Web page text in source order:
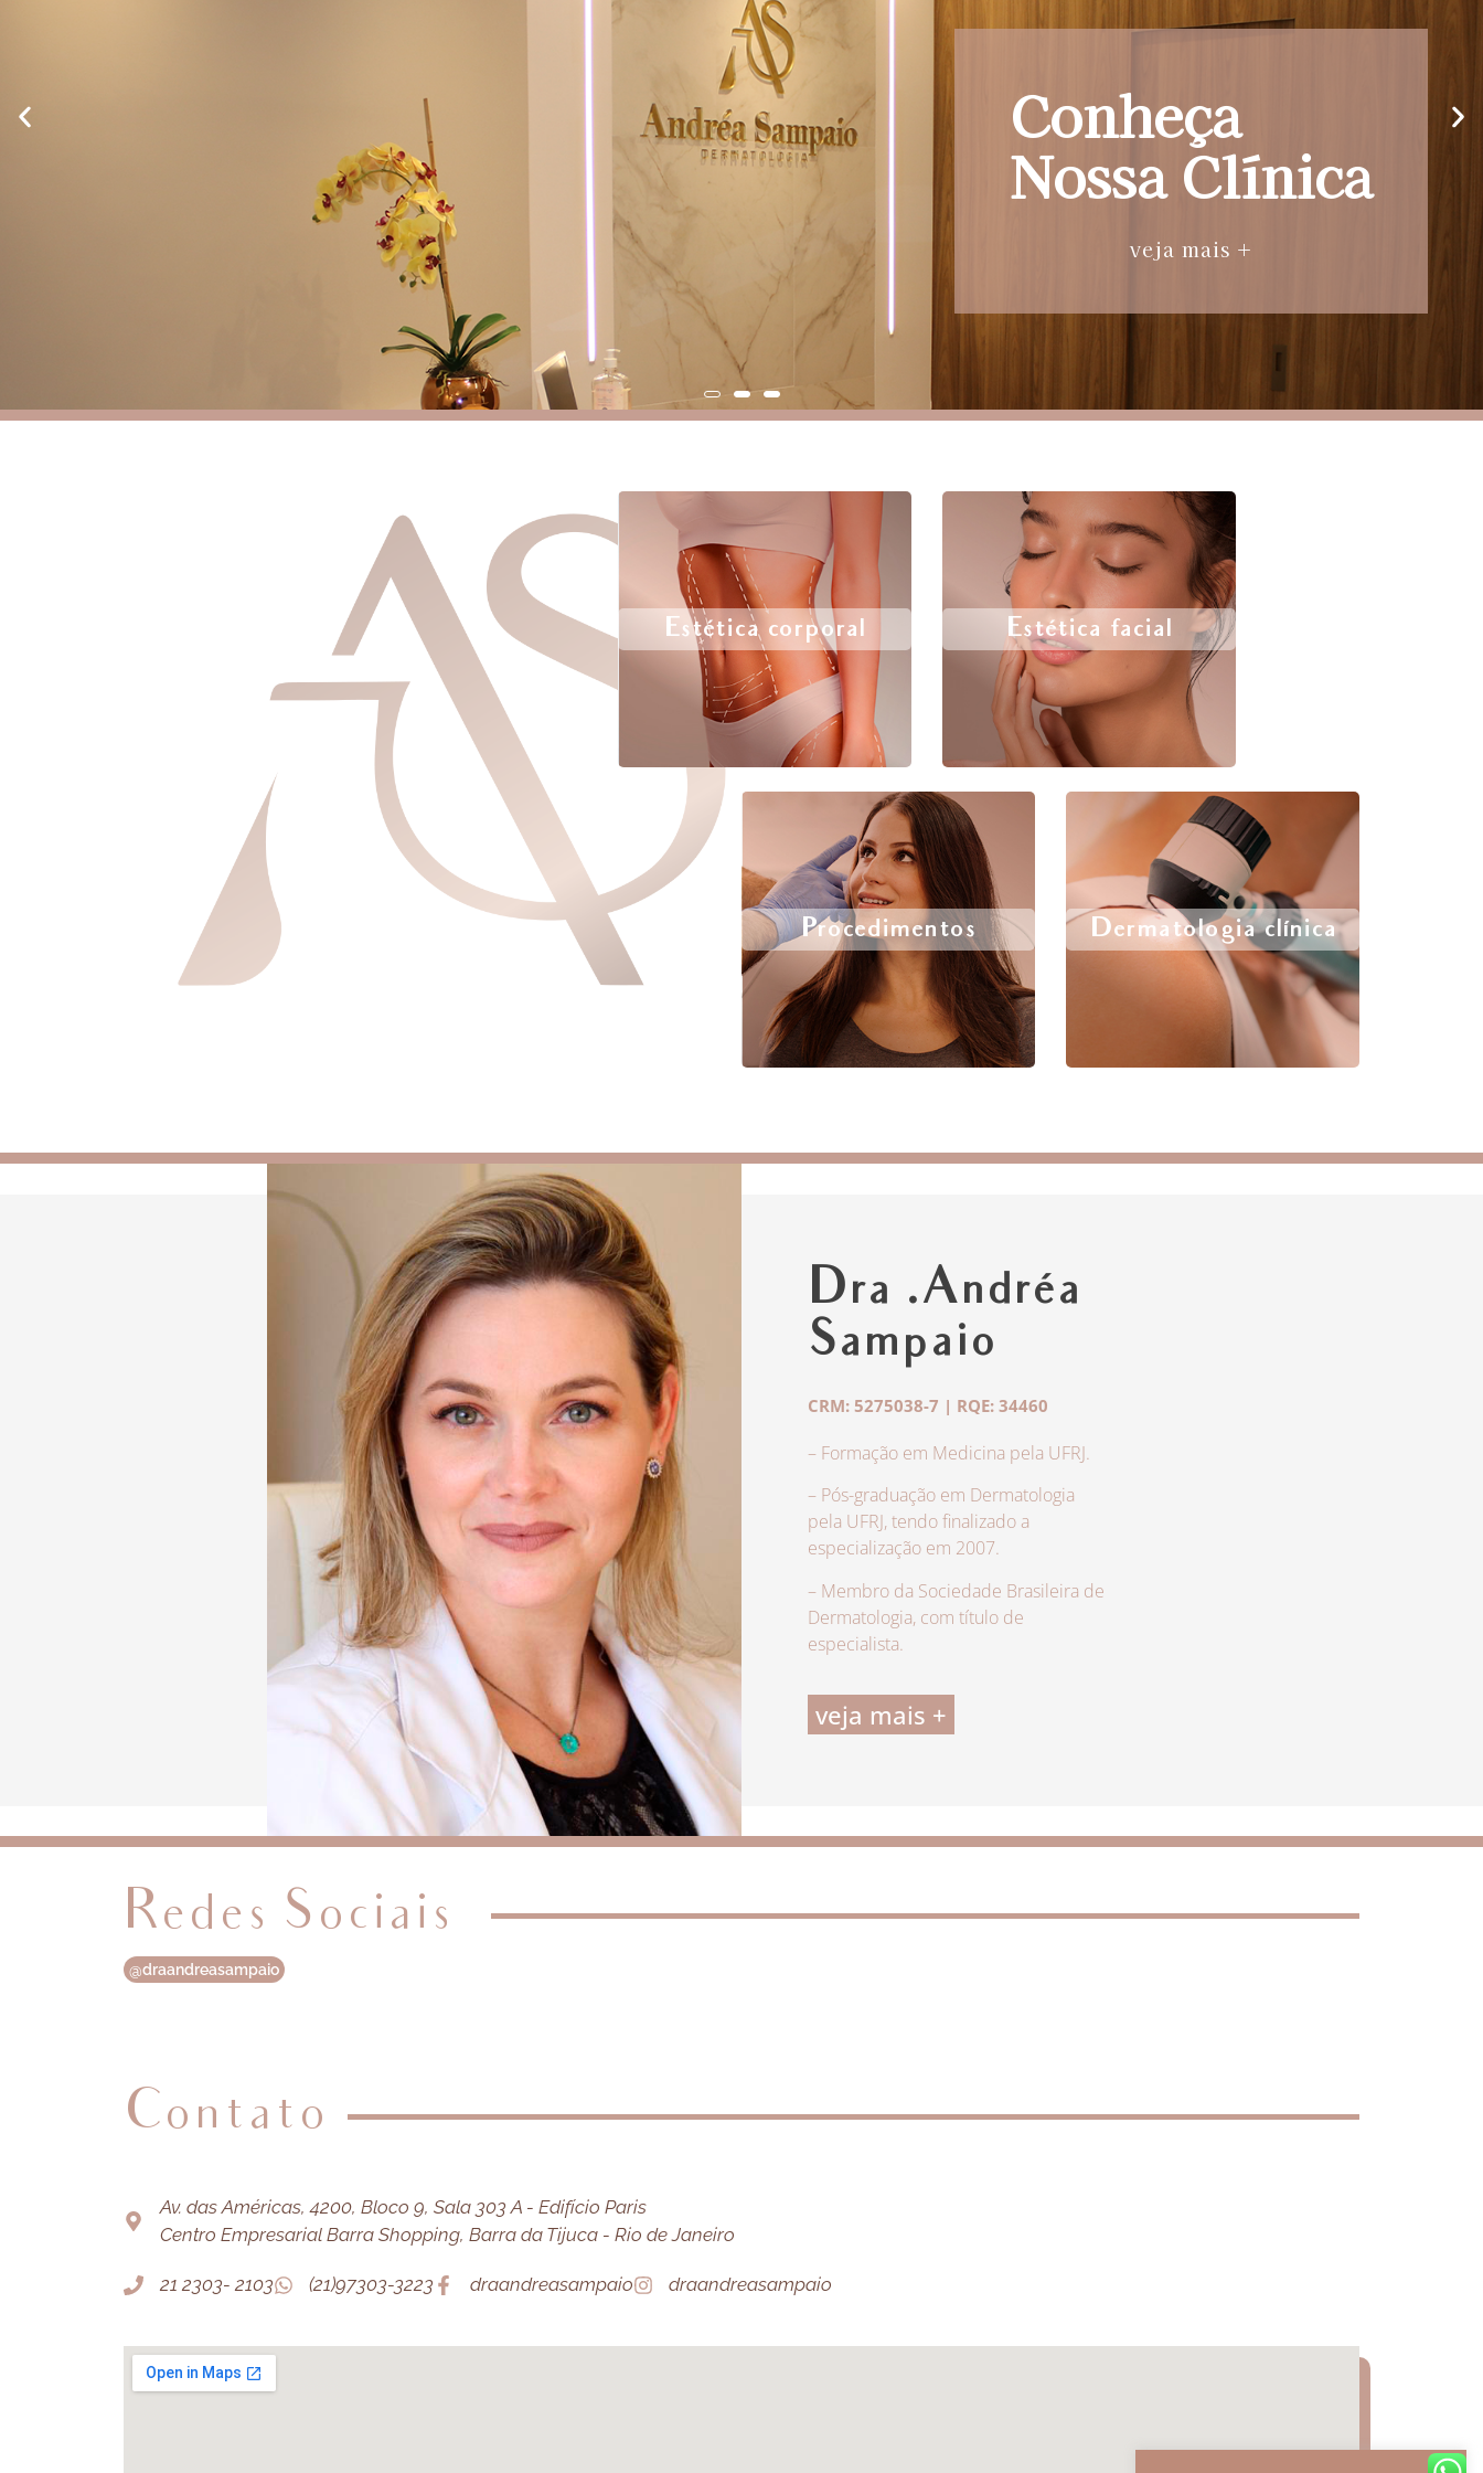
Conheça
Nossa Clínica
veja mais +
Estética corporal Estética facial
Procedimentos Dermatologia clínica
Dra .Andréa
Sampaio
CRM: 5275038-7 | RQE: 34460
– Formação em Medicina pela UFRJ.
– Pós-graduação em Dermatologia
pela UFRJ, tendo finalizado a
especialização em 2007.
– Membro da Sociedade Brasileira de
Dermatologia, com título de
especialista.
veja mais +
Redes Sociais
@draandreasampaio
Contato
Av. das Américas, 4200, Bloco 9, Sala 303 A - Edifício Paris
Centro Empresarial Barra Shopping, Barra da Tijuca - Rio de Janeiro
21 2303- 2103 (21)97303-3223 draandreasampaio draandreasampaio